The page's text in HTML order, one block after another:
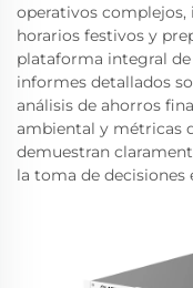
operativos complejos,
horarios festivos y
plataforma integral
informes detallados
análisis de ahorros
ambiental y métricas
demuestran
la toma de decisiones